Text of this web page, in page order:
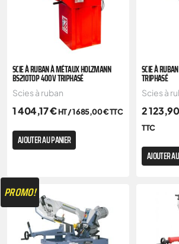
SCIE À RUBAN À MÉTAUX HOLZMANN
BS210TOP 400V TRIPHASÉ
Scies à ruban
1 404,17€HT /1 685,00€TTC
AJOUTER AU PANIER
SCIE À
TRIPHASÉ
Scies à
2 123,90
TTC
AJOUTER
PROMO!